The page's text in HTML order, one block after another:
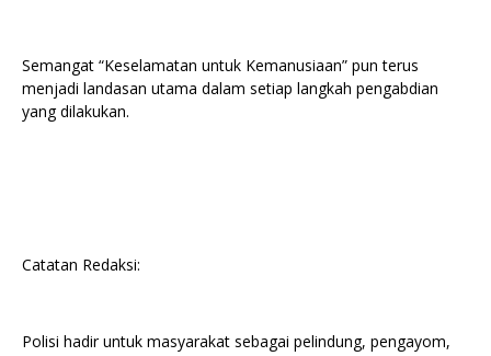
Semangat “Keselamatan untuk Kemanusiaan” pun terus
menjadi landasan utama dalam setiap langkah pengabdian
yang dilakukan.
Catatan Redaksi:
Polisi hadir untuk masyarakat sebagai pelindung, pengayom,